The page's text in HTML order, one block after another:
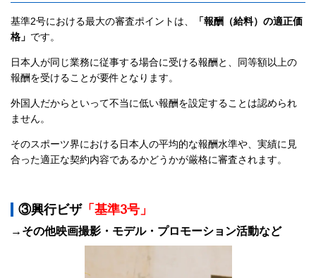
基準2号における最大の審査ポイントは、
「報酬（給料）の適正価
格」 です。
日本人が同じ業務に従事する場合に受ける報酬と、同等額以上の
報酬を受けることが要件となります。
外国人だからといって不当に低い報酬を設定することは認められ
ません。
そのスポーツ界における日本人の平均的な報酬水準や、実績に見
合った適正な契約内容であるかどうかが厳格に審査されます。
③興行ビザ「基準3号」
→その他映画撮影・モデル・プロモーション活動など